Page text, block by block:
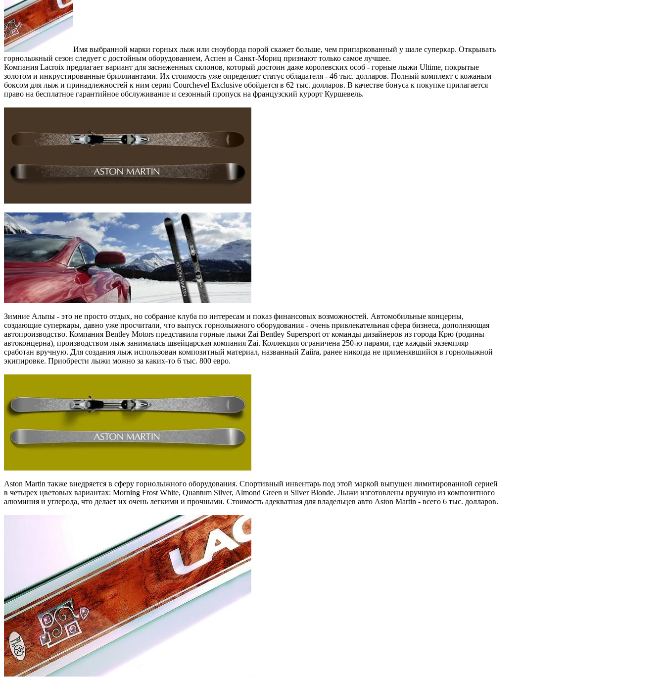
Имя выбранной марки горных лыж или сноуборда порой скажет больше, чем припаркованный у шале суперкар. Открывать
горнолыжный сезон следует с достойным оборудованием, Аспен и Санкт-Мориц признают только самое лучшее.
Компания Lacroix предлагает вариант для заснеженных склонов, который достоин даже королевских особ - горные лыжи Ultime, покрытые
золотом и инкрустированные бриллиантами. Их стоимость уже определяет статус обладателя - 46 тыс. долларов. Полный комплект с кожаным
боксом для лыж и принадлежностей к ним серии Courchevel Exclusive обойдется в 62 тыс. долларов. В качестве бонуса к покупке прилагается
право на бесплатное гарантийное обслуживание и сезонный пропуск на французский курорт Куршевель.
Зимние Альпы - это не просто отдых, но собрание клуба по интересам и показ финансовых возможностей. Автомобильные концерны,
создающие суперкары, давно уже просчитали, что выпуск горнолыжного оборудования - очень привлекательная сфера бизнеса, дополняющая
автопроизводство. Компания Bentley Motors представила горные лыжи Zai Bentley Supersport от команды дизайнеров из города Крю (родины
автоконцерна), производством лыж занималась швейцарская компания Zai. Коллекция ограничена 250-ю парами, где каждый экземпляр
сработан вручную. Для создания лыж использован композитный материал, названный Zaiìra, ранее никогда не применявшийся в горнолыжной
экипировке. Приобрести лыжи можно за каких-то 6 тыс. 800 евро.
Aston Martin также внедряется в сферу горнолыжного оборудования. Спортивный инвентарь под этой маркой выпущен лимитированной серией
в четырех цветовых вариантах: Morning Frost White, Quantum Silver, Almond Green и Silver Blonde. Лыжи изготовлены вручную из композитного
алюминия и углерода, что делает их очень легкими и прочными. Стоимость адекватная для владельцев авто Aston Martin - всего 6 тыс. долларов.